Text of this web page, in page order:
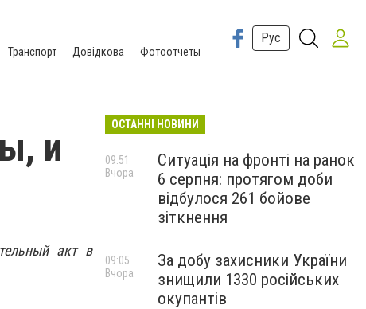
Транспорт Довідкова Фотоотчеты
Рус
и
акт в
ОСТАННІ НОВИНИ
Ситуація на фронті на ранок
6 серпня: протягом доби
відбулося 261 бойове
зіткнення
09:51
Вчора
За добу захисники України
знищили 1330 російських
окупантів
09:05
Вчора